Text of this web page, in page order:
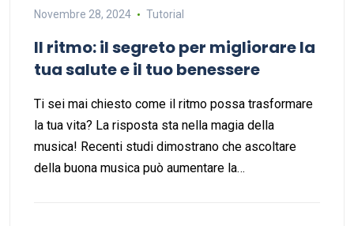
Novembre 28, 2024 Tutorial
Il ritmo: il segreto per migliorare la
tua salute e il tuo benessere
Ti sei mai chiesto come il ritmo possa trasformare
la tua vita? La risposta sta nella magia della
musica! Recenti studi dimostrano che ascoltare
della buona musica può aumentare la…